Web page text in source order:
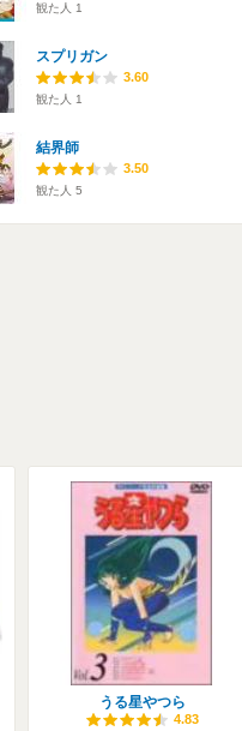
観た人 1
スプリガン
3.60
観た人 1
結界師
3.50
観た人 5
うる星やつら
4.83